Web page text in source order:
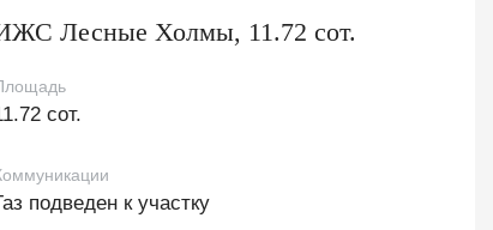
Лесные Холмы, 11.72 сот.
сот.
подведен к участку